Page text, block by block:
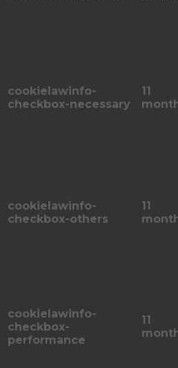
cookielawinfo-
checkbox-necessary
11
cookielawinfo-
checkbox-others
11
cookielawinfo-
checkbox-
performance
11